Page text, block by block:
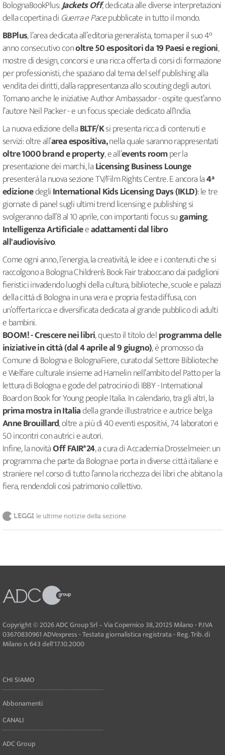
BolognaBookPlus:Jackets Off, dedicata alle diverse interpretazioni
della copertina di Guerra e Pacepubblicate in tutto il mondo.
BBPlus, l’area dedicata all’editoria generalista, torna per il suo 4°
anno consecutivo conoltre 50 espositori da 19 Paesi e regioni,
mostre di design, concorsi e una ricca offerta di corsi di formazione
per professionisti, che spaziano dal tema del self publishing alla
vendita dei diritti, dalla rappresentanza allo scouting degli autori.
Tornano anche le iniziative Author Ambassador - ospite quest’anno
l’autore Neil Packer - e un focus speciale dedicato all’India.
La nuova edizione dellaBLTF/Ksi presenta ricca di contenuti e
servizi: oltre all’area espositiva,nella quale saranno rappresentati
oltre 1000 brand e property, e all’events roomper la
presentazione dei marchi, laLicensing Business Lounge
presenterà la nuova sezione TV/Film Rights Centre. E ancora la4ª
edizionedegliInternational Kids Licensing Days (IKLD): le tre
giornate di panel sugli ultimi trend licensing e publishing si
svolgeranno dall’8 al 10 aprile, con importanti focus sugaming,
Intelligenza Artificialeeadattamenti dal libro
all'audiovisivo.
Come ogni anno, l’energia, la creatività, le idee e i contenuti che si
raccolgono a Bologna Children’s Book Fair traboccano dai padiglioni
fieristici invadendo luoghi della cultura, biblioteche, scuole e palazzi
della città di Bologna in una vera e propria festa diffusa, con
un’offerta ricca e diversificata dedicata al grande pubblico di adulti
e bambini.
BOOM! - Crescere nei libri, questo il titolo delprogramma delle
iniziative in città (dal 4 aprile al 9 giugno), è promosso da
Comune di Bologna e BolognaFiere, curato dal Settore Biblioteche
e Welfare culturale insieme ad Hamelin nell’ambito del Patto per la
lettura di Bologna e gode del patrocinio di IBBY - International
Board on Book for Young people Italia. In calendario, tra gli altri, la
prima mostra in Italiadella grande illustratrice e autrice belga
Anne Brouillard, oltre a più di 40 eventi espositivi, 74 laboratori e
50 incontri con autrici e autori.
Infine, la novitàOff FAIR*24, a cura di Accademia Drosselmeier: un
programma che parte da Bologna e porta in diverse città italiane e
straniere nel corso di tutto l’anno la ricchezza dei libri che abitano la
fiera, rendendoli così patrimonio collettivo.
LEGGI le ultime notizie della sezione
Copyright © 2026 ADC Group Srl – Via Copernico 38, 20125 Milano - P.IVA
03670830961 ADVexpress - Testata giornalistica registrata - Reg. Trib. di
Milano n. 643 dell'17.10.2000
CHI SIAMO
Abbonamenti
CANALI
ADC Group